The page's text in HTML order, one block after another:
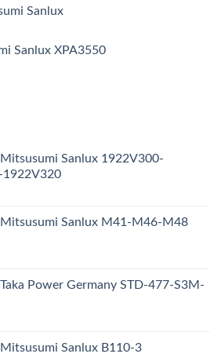
Sanlux XPA3550
Sanlux 1922V300-
1922V320
Mitsusumi Sanlux M41-M46-M48
Power Germany STD-477-S3M-
Sanlux B110-3